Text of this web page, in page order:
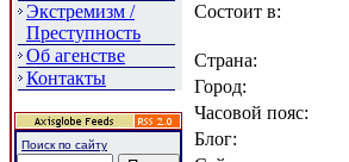
Экстремизм /
Преступность
Об агенстве
Контакты
Поиск по сайту
Состоит в:
Страна:
Город:
Часовой пояс:
Блог: